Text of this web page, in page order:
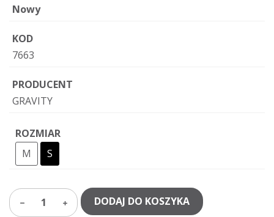
Nowy
KOD
7663
PRODUCENT
GRAVITY
ROZMIAR
M
S
1 DODAJ DO KOSZYKA